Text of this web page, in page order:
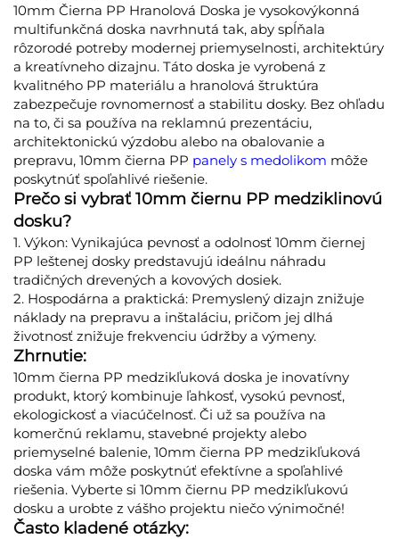
10mm Čierna PP Hranolová Doska je vysokovýkonná
multifunkčná doska navrhnutá tak, aby spĺňala
rôzorodé potreby modernej priemyselnosti, architektúry
a kreatívneho dizajnu. Táto doska je vyrobená z
kvalitného PP materiálu a hranolová štruktúra
zabezpečuje rovnomernosť a stabilitu dosky. Bez ohľadu
na to, či sa používa na reklamnú prezentáciu,
architektonickú výzdobu alebo na obalovanie a
prepravu, 10mm čierna PP panely s medolikom môže
poskytnúť spoľahlivé riešenie.
Prečo si vybrať 10mm čiernu PP medziklinovú
dosku?
1. Výkon: Vynikajúca pevnosť a odolnosť 10mm čiernej
PP leštenej dosky predstavujú ideálnu náhradu
tradičných drevených a kovových dosiek.
2. Hospodárna a praktická: Premyslený dizajn znižuje
náklady na prepravu a inštaláciu, pričom jej dlhá
životnosť znižuje frekvenciu údržby a výmeny.
Zhrnutie:
10mm čierna PP medzikľuková doska je inovatívny
produkt, ktorý kombinuje ľahkosť, vysokú pevnosť,
ekologickosť a viacúčelnosť. Či už sa používa na
komerčnú reklamu, stavebné projekty alebo
priemyselné balenie, 10mm čierna PP medzikľuková
doska vám môže poskytnúť efektívne a spoľahlivé
riešenia. Vyberte si 10mm čiernu PP medzikľukovú
dosku a urobte z vášho projektu niečo výnimočné!
Často kladené otázky: